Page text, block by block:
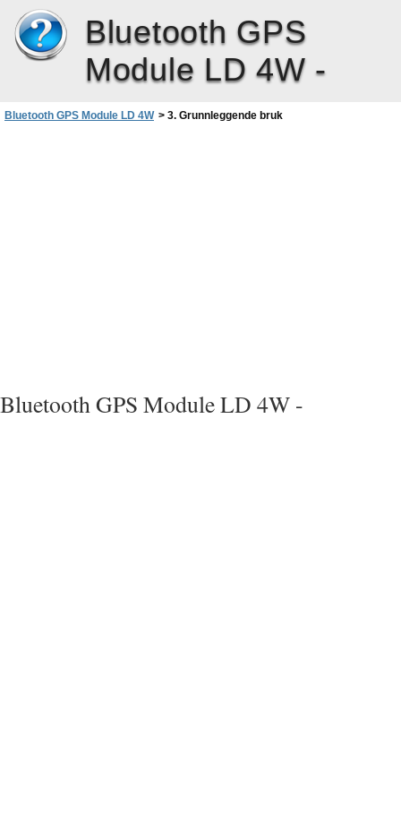
Bluetooth GPS
Module LD 4W -
Bluetooth GPS Module LD 4W > 3. Grunnleggende bruk
Bluetooth GPS Module LD 4W -